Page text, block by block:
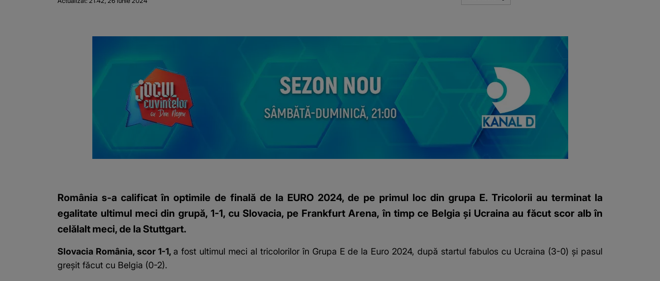
România s-a calificat în optimile de finală de la EURO 2024, de pe primul loc din grupa E. Tricolorii au terminat la
egalitate ultimul meci din grupă, 1-1, cu Slovacia, pe Frankfurt Arena, în timp ce Belgia și Ucraina au făcut scor alb în
celălalt meci, de la Stuttgart.
Slovacia România, scor 1-1, a fost ultimul meci al tricolorilor în Grupa E de la Euro 2024, după startul fabulos cu Ucraina (3-0) și pasul
greșit făcut cu Belgia (0-2).